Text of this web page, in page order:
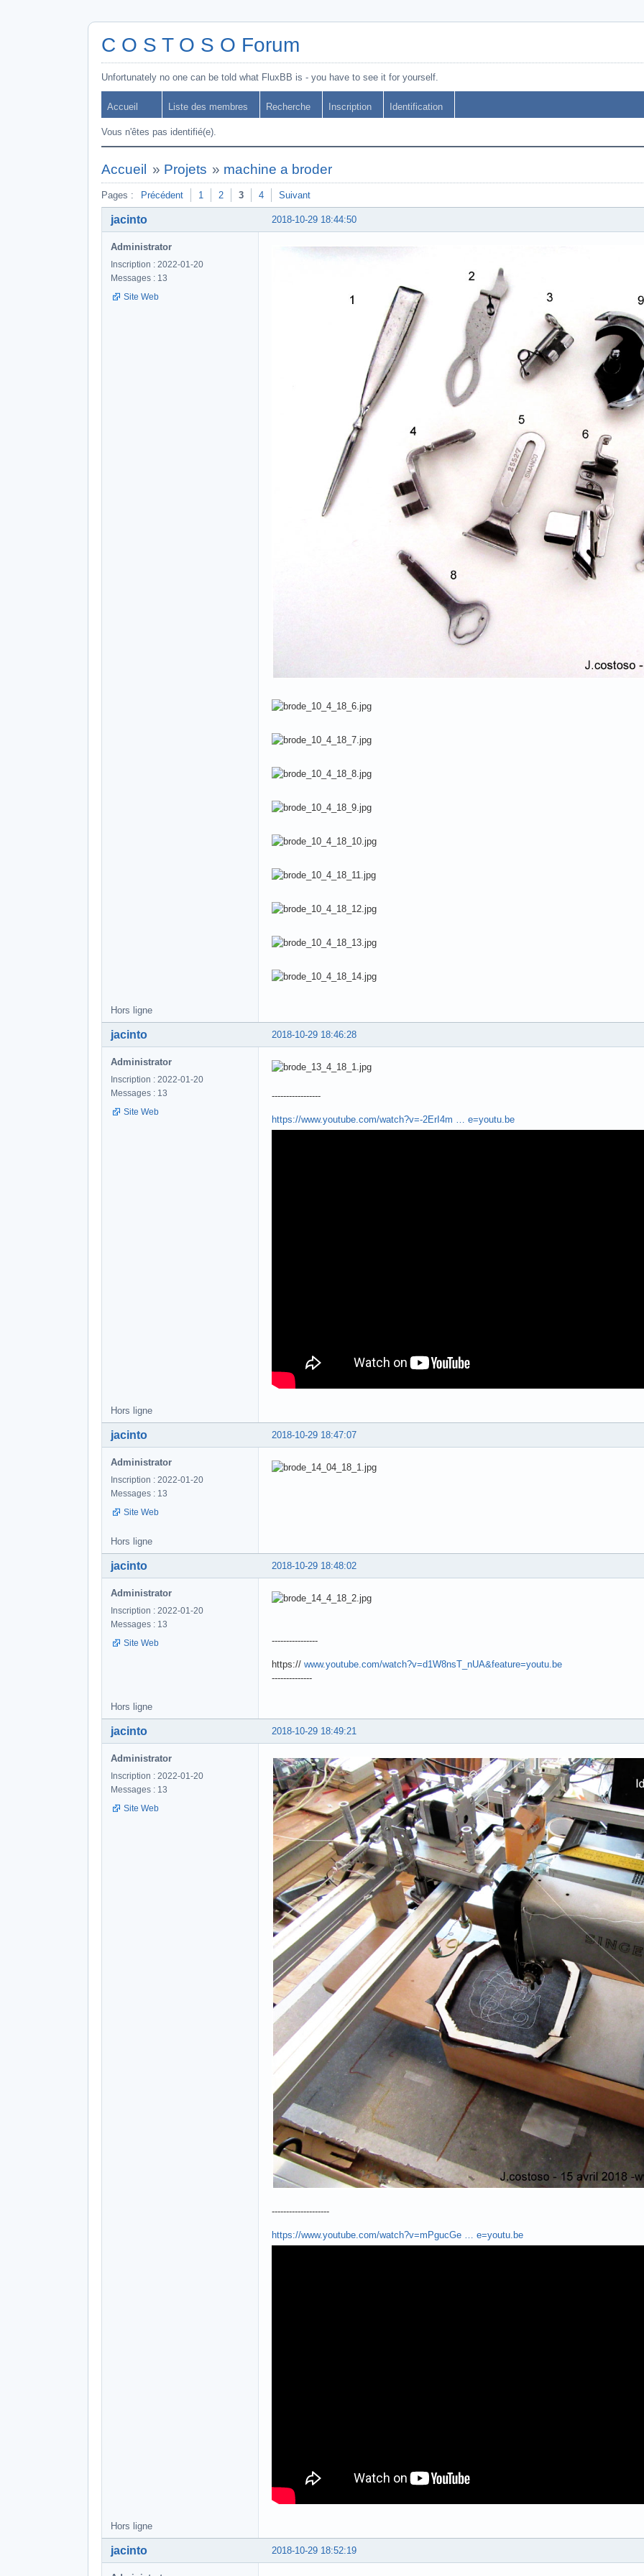
C O S T O S O Forum
Unfortunately no one can be told what FluxBB is - you have to see it for yourself.
Accueil Liste des membres Recherche Inscription Identification
Vous n'êtes pas identifié(e).
Accueil » Projets » machine a broder
Pages : Précédent 1 2 3 4 Suivant
2018-10-29 18:44:50
jacinto
Administrator
Inscription : 2022-01-20
Messages : 13
Site Web
Hors ligne
2018-10-29 18:46:28
jacinto
Administrator
Inscription : 2022-01-20
Messages : 13
Site Web
-----------------
https://www.youtube.com/watch?v=-2ErI4m … e=youtu.be
Hors ligne
2018-10-29 18:47:07
jacinto
Administrator
Inscription : 2022-01-20
Messages : 13
Site Web
Hors ligne
2018-10-29 18:48:02
jacinto
Administrator
Inscription : 2022-01-20
Messages : 13
Site Web
----------------
https:// www.youtube.com/watch?v=d1W8nsT_nUA&feature=youtu.be
--------------
Hors ligne
2018-10-29 18:49:21
jacinto
Administrator
Inscription : 2022-01-20
Messages : 13
Site Web
--------------------
https://www.youtube.com/watch?v=mPgucGe … e=youtu.be
Hors ligne
2018-10-29 18:52:19
jacinto